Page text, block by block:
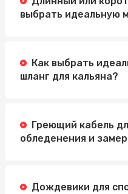
выбрать идеальную
Как выбрать
шланг для кальяна?
Греющий кабель
обледенения и
Дождевики для